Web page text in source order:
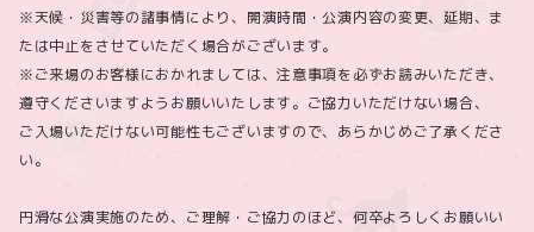
※天候・災害等の諸事情により、開演時間・公演内容の変更、延期、ま
たは中止をさせていただく場合がございます。
※ご来場のお客様におかれましては、注意事項を必ずお読みいただき、
遵守くださいますようお願いいたします。ご協力いただけない場合、
ご入場いただけない可能性もございますので、あらかじめご了承くださ
い。
円滑な公演実施のため、ご理解・ご協力のほど、何卒よろしくお願いい